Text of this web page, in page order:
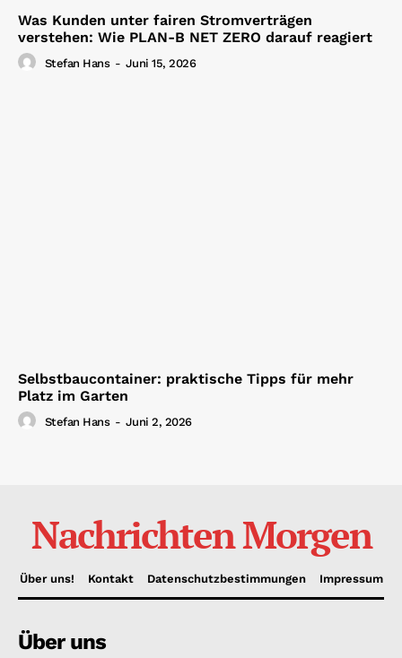
Was Kunden unter fairen Stromverträgen
verstehen: Wie PLAN-B NET ZERO darauf reagiert
Stefan Hans - Juni 15, 2026
Selbstbaucontainer: praktische Tipps für mehr
Platz im Garten
Stefan Hans - Juni 2, 2026
Nachrichten Morgen
Über uns! Kontakt Datenschutzbestimmungen Impressum
Über uns